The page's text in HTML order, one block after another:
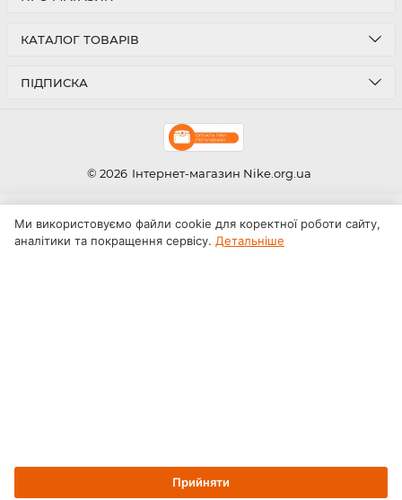
КАТАЛОГ ТОВАРІВ
ПІДПИСКА
© 2026 Інтернет-магазин Nike.org.ua
Ми використовуємо файли cookie для коректної роботи сайту,
аналітики та покращення сервісу. Детальніше
Прийняти